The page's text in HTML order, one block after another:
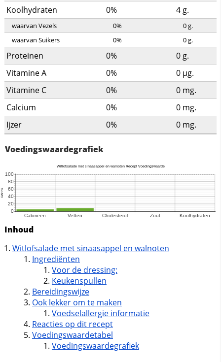
Koolhydraten 0% 4 g.
waarvan Vezels 0% 0g.
waarvan Suikers
0% 0g.
Proteinen 0% 0 g.
Vitamine A
0% 0 µg.
Vitamine C
0% 0 mg.
Calcium
0% 0 mg.
Ijzer
0% 0 mg.
Voedingswaardegrafiek
Inhoud
Witlofsalade met sinaasappel en walnoten
Ingrediënten
Voor de dressing:
Keukenspullen
Bereidingswijze
Ook lekker om te maken
Voedselallergie informatie
Reacties op dit recept
Voedingswaardetabel
Voedingswaardegrafiek